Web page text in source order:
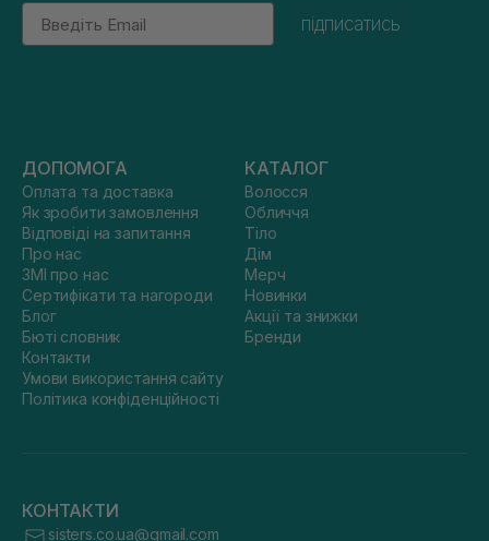
Email
підписатись
ДОПОМОГА
Оплата та доставка
Як зробити замовлення
Відповіді на запитання
Про нас
ЗМІ про нас
Сертифікати та нагороди
Блог
Бюті словник
Контакти
Умови використання сайту
Політика конфіденційності
КАТАЛОГ
Волосся
Обличчя
Тіло
Дім
Мерч
Новинки
Акції та знижки
Бренди
КОНТАКТИ
sisters.co.ua@gmail.com